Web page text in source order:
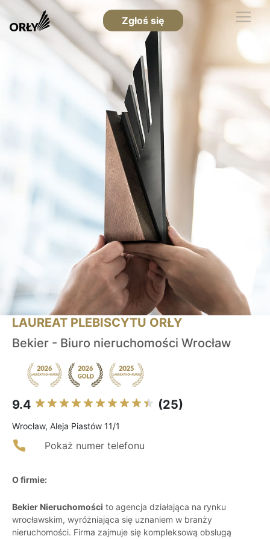
Zgłoś się
LAUREAT PLEBISCYTU ORŁY
Bekier - Biuro nieruchomości Wrocław
9.4 (25)
Wrocław, Aleja Piastów 11/1
Pokaż numer telefonu
O firmie:
Bekier Nieruchomości to agencja działająca na rynku
wrocławskim, wyróżniająca się uznaniem w branży
nieruchomości. Firma zajmuje się kompleksową obsługą